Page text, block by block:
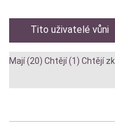
Tito uživatelé vůni
Mají (20) Chtějí (1) Chtějí